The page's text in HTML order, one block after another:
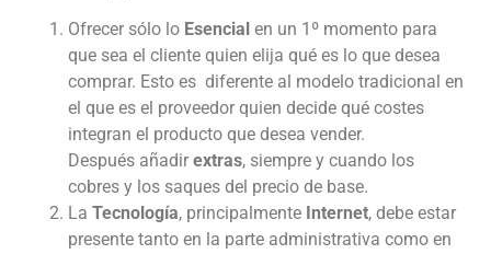
Ofrecer sólo lo Esencial en un 1º momento para
que sea el cliente quien elija qué es lo que desea
comprar. Esto es diferente al modelo tradicional en
el que es el proveedor quien decide qué costes
integran el producto que desea vender.
Después añadirextras, siempre y cuando los
cobres y los saques del precio de base.
LaTecnología, principalmente Internet, debe estar
presente tanto en la parte administrativa como en